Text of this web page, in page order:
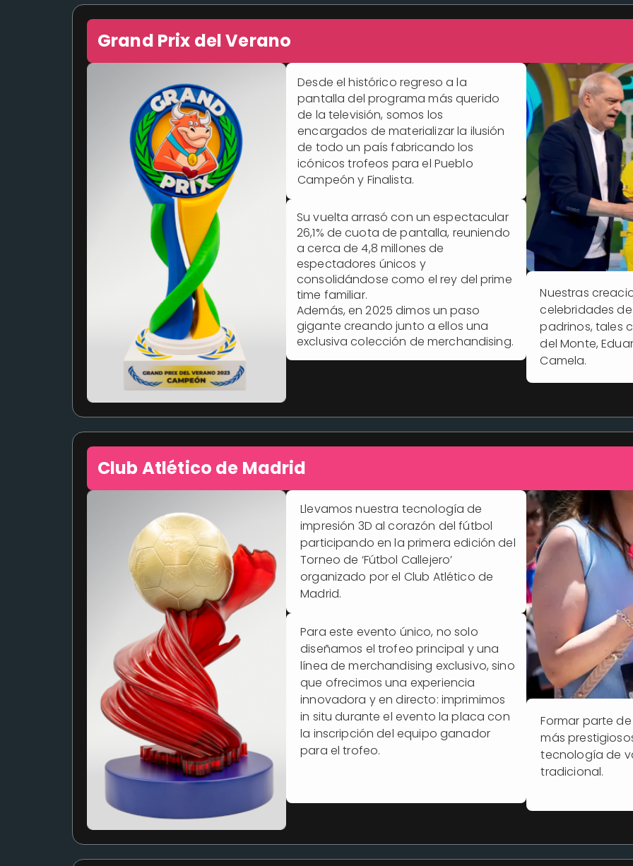
Grand Prix del Verano
Desde el histórico regreso a la
pantalla del programa más querido
de la televisión, somos los
encargados de materializar la ilusión
de todo un país fabricando los
icónicos trofeos para el Pueblo
Campeón y Finalista.
Su vuelta arrasó con un espectacular
26,1% de cuota de pantalla, reuniendo
a cerca de 4,8 millones de
espectadores únicos y
consolidándose como el rey del prime
time familiar.
Además, en 2025 dimos un paso
gigante creando junto a ellos una
exclusiva colección de merchandising.
Nuestras
celebridades
padrinos, tales
del Monte,
Camela.
Club Atlético de Madrid
Llevamos nuestra tecnología de
impresión 3D al corazón del fútbol
participando en la primera edición del
Torneo de ‘Fútbol Callejero’
organizado por el Club Atlético de
Madrid.
Para este evento único, no solo
diseñamos el trofeo principal y una
línea de merchandising exclusivo, sino
que ofrecimos una experiencia
innovadora y en directo: imprimimos
in situ durante el evento la placa con
la inscripción del equipo ganador
para el trofeo.
Formar parte
más
tecnología de
tradicional.